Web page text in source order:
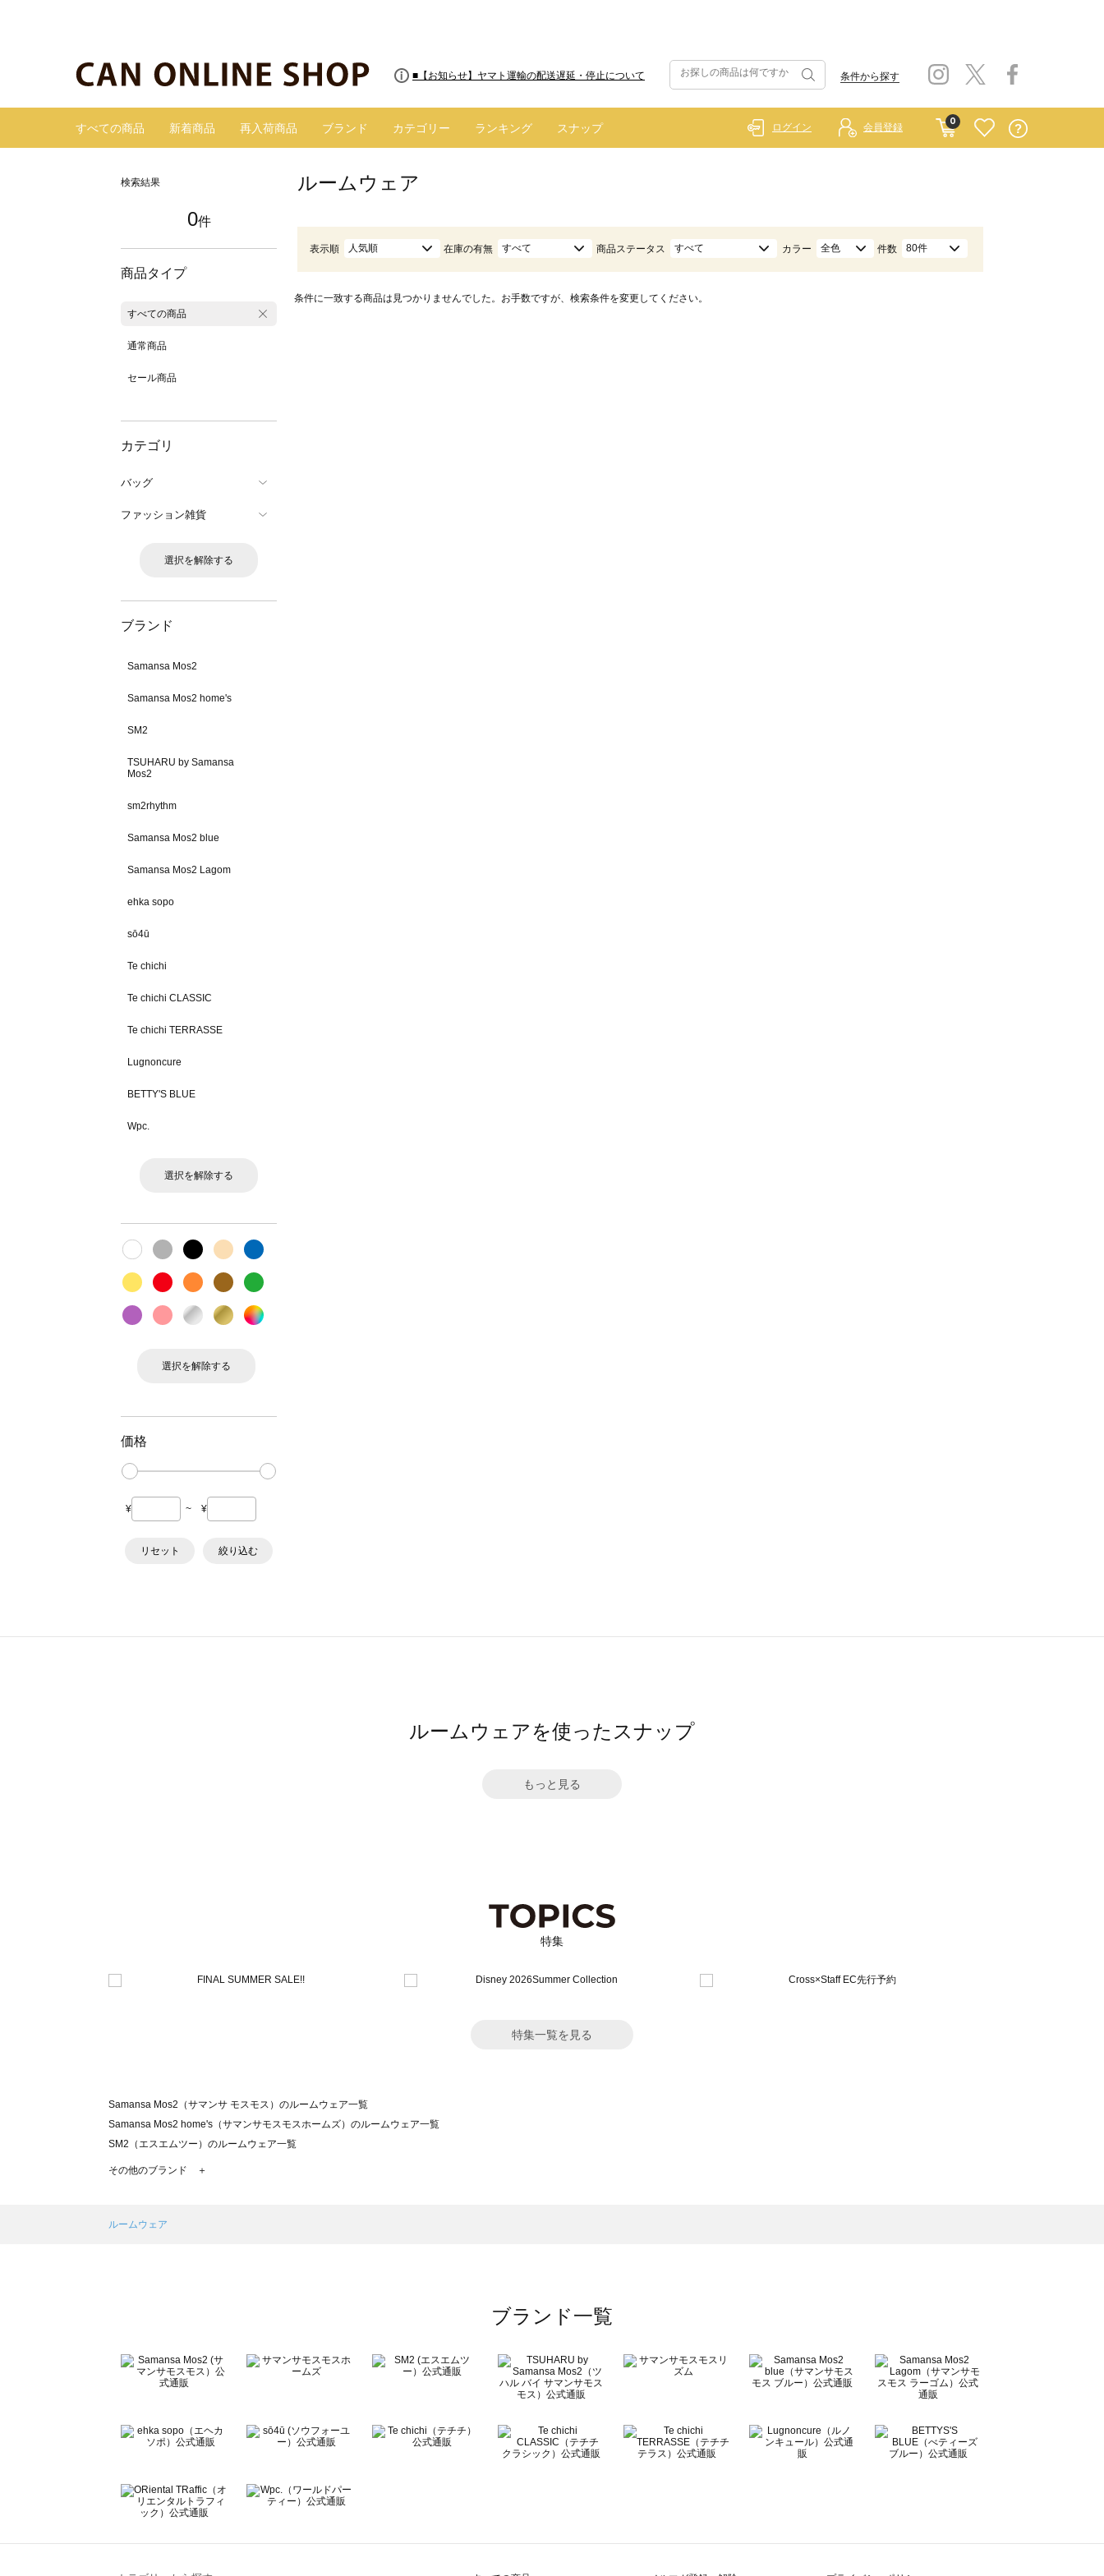
■8/13(木)AM2:00～サイトメンテナンス実施のお知らせ
■【お知らせ】ヤマト運輸の配送遅延・停止について 条件から探す
すべての商品 新着商品 再入荷商品 ブランド カテゴリー ランキング スナップ
0
ログイン 会員登録
検索結果
0件
商品タイプ
すべての商品
通常商品
セール商品
カテゴリ
バッグ
ファッション雑貨
選択を解除する
ブランド
Samansa Mos2
Samansa Mos2 home's
SM2
TSUHARU by Samansa
Mos2
sm2rhythm
Samansa Mos2 blue
Samansa Mos2 Lagom
ehka sopo
sō4ū
Te chichi
Te chichi CLASSIC
Te chichi TERRASSE
Lugnoncure
BETTY'S BLUE
Wpc.
選択を解除する
選択を解除する
価格
¥ ~ ¥
リセット 絞り込む
ルームウェア
表示順 人気順 在庫の有無 すべて 商品ステータス すべて カラー 全色 件数 80件
条件に一致する商品は見つかりませんでした。お手数ですが、検索条件を変更してください。
ルームウェアを使ったスナップ
もっと見る
特集
特集一覧を見る
Samansa Mos2（サマンサ モスモス）のルームウェア一覧
Samansa Mos2 home's（サマンサモスモスホームズ）のルームウェア一覧
SM2（エスエムツー）のルームウェア一覧
TSUHARU by Samansa Mos2（ツハルバイサマンサモスモス）のルームウェア一覧
Samansa Mos2 Lagom（サマンサモスモス ラーゴム）のルームウェア一覧
BETTY'S BLUE（べティーズブルー）のルームウェア一覧
Wpc.（ワールドパーティー）のルームウェア一覧
その他のブランド ＋
ルームウェア
ブランド一覧